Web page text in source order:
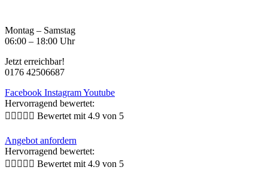
springen
Montag – Samstag
06:00 – 18:00 Uhr
Jetzt erreichbar!
0176 42506687
Facebook InstagramYoutube
Hervorragend bewertet:
     Bewertet mit 4.9 von 5
Angebot anfordern
Hervorragend bewertet:
     Bewertet mit 4.9 von 5